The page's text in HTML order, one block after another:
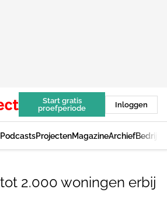
Start gratis
proefperiode
Inloggen
PodcastsProjectenMagazineArchief
2.000 woningen erbij